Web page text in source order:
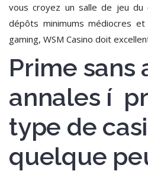
vous croyez un salle de jeu du
dépôts minimums médiocres
gaming, WSM Casino doit
Prime sans
annales í
type de
quelque